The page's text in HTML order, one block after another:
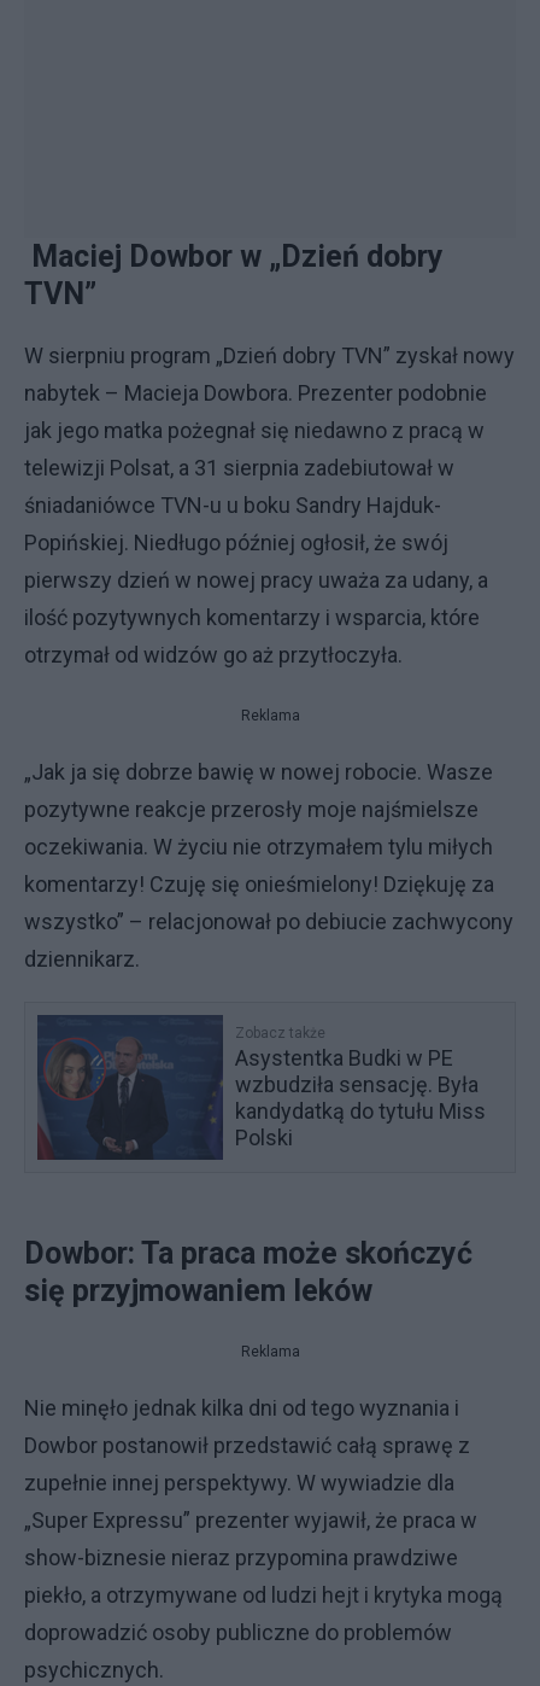
Maciej Dowbor w „Dzień dobry
TVN”
W sierpniu program „Dzień dobry TVN” zyskał nowy
nabytek – Macieja Dowbora. Prezenter podobnie
jak jego matka pożegnał się niedawno z pracą w
telewizji Polsat, a 31 sierpnia zadebiutował w
śniadaniówce TVN-u u boku Sandry Hajduk-
Popińskiej. Niedługo później ogłosił, że swój
pierwszy dzień w nowej pracy uważa za udany, a
ilość pozytywnych komentarzy i wsparcia, które
otrzymał od widzów go aż przytłoczyła.
Reklama
„Jak ja się dobrze bawię w nowej robocie. Wasze
pozytywne reakcje przerosły moje najśmielsze
oczekiwania. W życiu nie otrzymałem tylu miłych
komentarzy! Czuję się onieśmielony! Dziękuję za
wszystko” – relacjonował po debiucie zachwycony
dziennikarz.
Zobacz także
Asystentka Budki w PE
wzbudziła sensację. Była
kandydatką do tytułu Miss
Polski
Dowbor: Ta praca może skończyć
się przyjmowaniem leków
Reklama
Nie minęło jednak kilka dni od tego wyznania i
Dowbor postanowił przedstawić całą sprawę z
zupełnie innej perspektywy. W wywiadzie dla
„Super Expressu” prezenter wyjawił, że praca w
show-biznesie nieraz przypomina prawdziwe
piekło, a otrzymywane od ludzi hejt i krytyka mogą
doprowadzić osoby publiczne do problemów
psychicznych.